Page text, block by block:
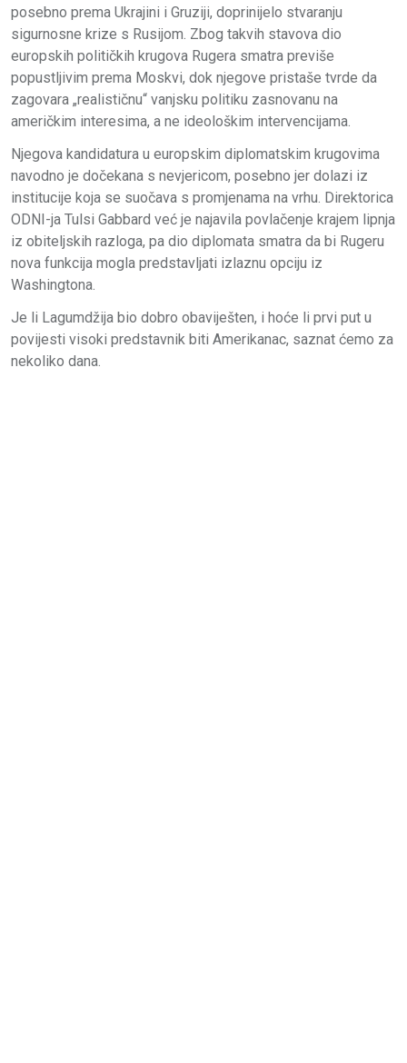
posebno prema Ukrajini i Gruziji, doprinijelo stvaranju
sigurnosne krize s Rusijom. Zbog takvih stavova dio
europskih političkih krugova Rugera smatra previše
popustljivim prema Moskvi, dok njegove pristaše tvrde da
zagovara „realističnu“ vanjsku politiku zasnovanu na
američkim interesima, a ne ideološkim intervencijama.
Njegova kandidatura u europskim diplomatskim krugovima
navodno je dočekana s nevjericom, posebno jer dolazi iz
institucije koja se suočava s promjenama na vrhu. Direktorica
ODNI-ja Tulsi Gabbard već je najavila povlačenje krajem lipnja
iz obiteljskih razloga, pa dio diplomata smatra da bi Rugeru
nova funkcija mogla predstavljati izlaznu opciju iz
Washingtona.
Je li Lagumdžija bio dobro obaviješten, i hoće li prvi put u
povijesti visoki predstavnik biti Amerikanac, saznat ćemo za
nekoliko dana.